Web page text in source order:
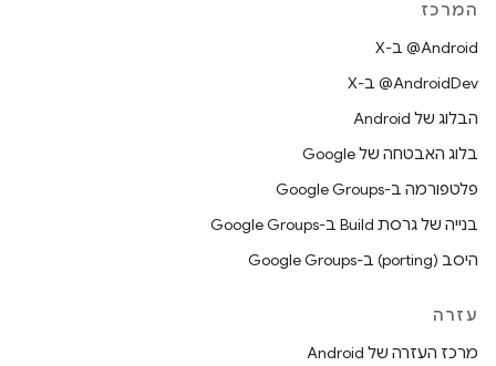
המרכז
‫‎@Android ב-X
‫‎@AndroidDev ב-X
הבלוג של Android
בלוג האבטחה של Google
פלטפורמה ב-Google Groups
בנייה של גרסת Build ב-Google Groups
היסב (porting) ב-Google Groups
עזרה
מרכז העזרה של Android